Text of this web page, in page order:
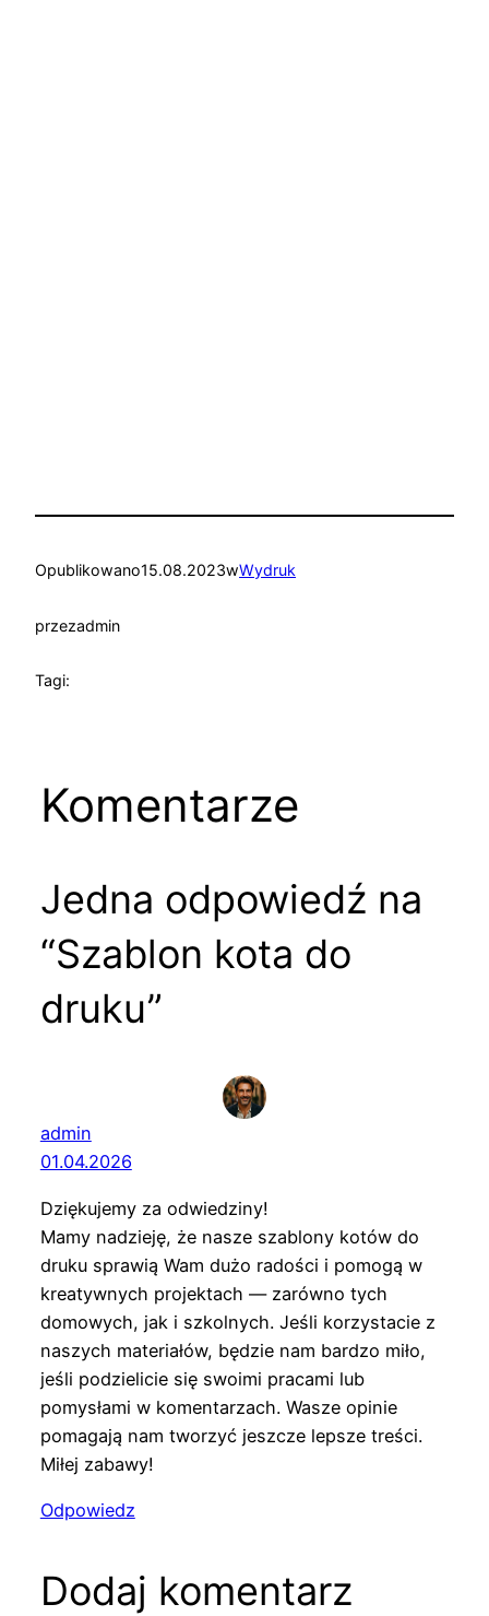
Opublikowano15.08.2023wWydruk
przezadmin
Tagi:
Komentarze
Jedna odpowiedź na
“Szablon kota do
druku”
admin
01.04.2026
Dziękujemy za odwiedziny!
Mamy nadzieję, że nasze szablony kotów do
druku sprawią Wam dużo radości i pomogą w
kreatywnych projektach — zarówno tych
domowych, jak i szkolnych. Jeśli korzystacie z
naszych materiałów, będzie nam bardzo miło,
jeśli podzielicie się swoimi pracami lub
pomysłami w komentarzach. Wasze opinie
pomagają nam tworzyć jeszcze lepsze treści.
Miłej zabawy!
Odpowiedz
Dodaj komentarz